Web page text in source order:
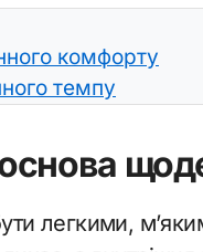
комфорту
темпу
легкими,